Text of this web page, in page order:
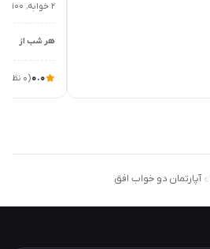
۲ خوابه٬ ۱۰۰متر٬ تا ۵ مهمان
هر شب از
۰.۰(۰ نظر)
آپارتمان دو خواب افق